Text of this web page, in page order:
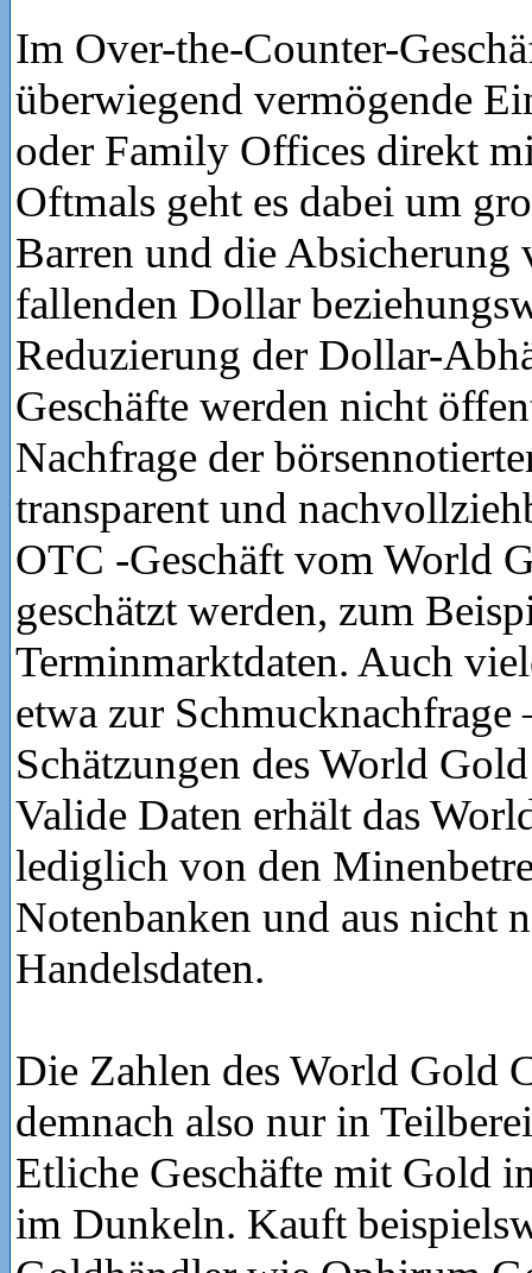
Im Over-the-Counter-
überwiegend vermögende
oder Family Offices direkt
Oftmals geht es dabei um
Barren und die Absicherung
fallenden Dollar
Reduzierung der Dollar-
Geschäfte werden nicht
Nachfrage der
transparent und
OTC -Geschäft vom World
geschätzt werden, zum
Terminmarktdaten. Auch
etwa zur Schmucknachfrage
Schätzungen des World
Valide Daten erhält das
lediglich von den
Notenbanken und aus nicht
Handelsdaten.
Die Zahlen des World Gold
demnach also nur in
Etliche Geschäfte mit Gold
im Dunkeln. Kauft